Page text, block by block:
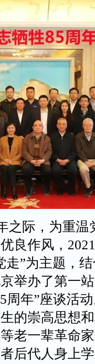
际，为重温
良作风，
”为主题，
举办了第一
年”座谈活
的崇高思想
老一辈革命
后代人身上